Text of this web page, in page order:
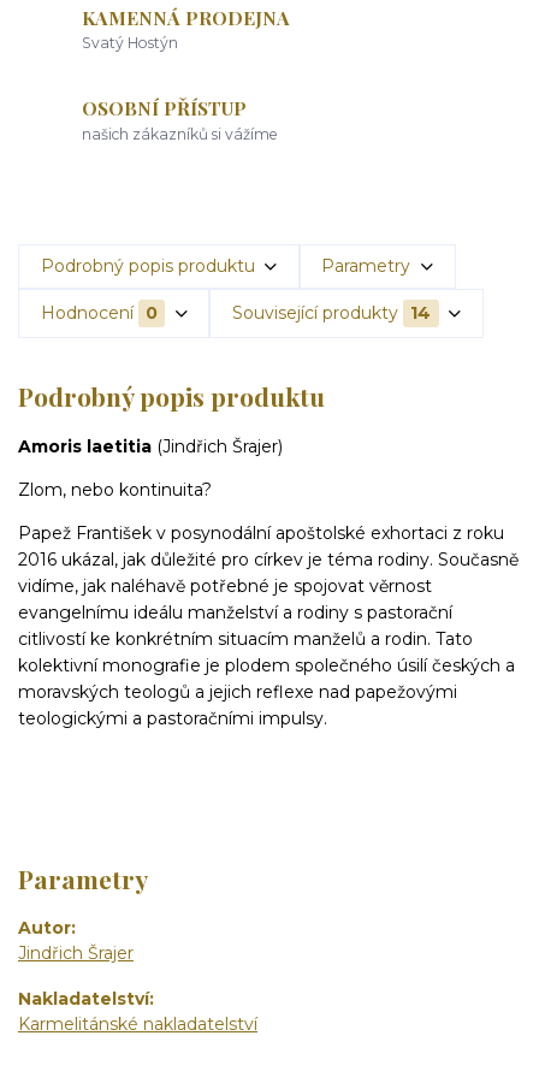
KAMENNÁ PRODEJNA
Svatý Hostýn
OSOBNÍ PŘÍSTUP
našich zákazníků si vážíme
Podrobný popis produktu Parametry
Hodnocení 0 Související produkty 14
Podrobný popis produktu
Amoris laetitia (Jindřich Šrajer)
Zlom, nebo kontinuita?
Papež František v posynodální apoštolské exhortaci z roku
2016 ukázal, jak důležité pro církev je téma rodiny. Současně
vidíme, jak naléhavě potřebné je spojovat věrnost
evangelnímu ideálu manželství a rodiny s pastorační
citlivostí ke konkrétním situacím manželů a rodin. Tato
kolektivní monografie je plodem společného úsilí českých a
moravských teologů a jejich reflexe nad papežovými
teologickými a pastoračními impulsy.
Parametry
Autor
Jindřich Šrajer
Nakladatelství
Karmelitánské nakladatelství